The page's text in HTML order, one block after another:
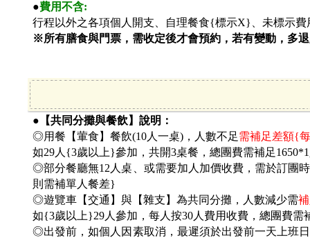
●費用不含:
行程以外之各項個人開支、自理餐食{標示X}、未標示
※所有膳食與門票，需收定後才會預約，若有變動，多
●【共同分攤與餐飲】說明：
◎用餐【葷食】餐飲(10人一桌)，人數不足需補足差額{
如29人{3歲以上}參加，共開3桌餐，總團費需補足
◎部分餐廳無12人桌、或需要加人加價收費，需於訂團
則需補單人餐差}
◎遊覽車【交通】與【雜支】為共同分攤，人數減少需
如{3歲以上}29人參加，每人按30人費用收費，總團費
◎出發前，如個人因素取消，最遲須於出發前一天上班